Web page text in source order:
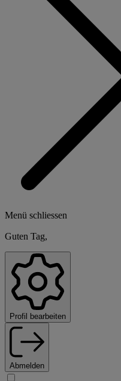
Menü schliessen
Guten Tag,
Profil bearbeiten
Abmelden